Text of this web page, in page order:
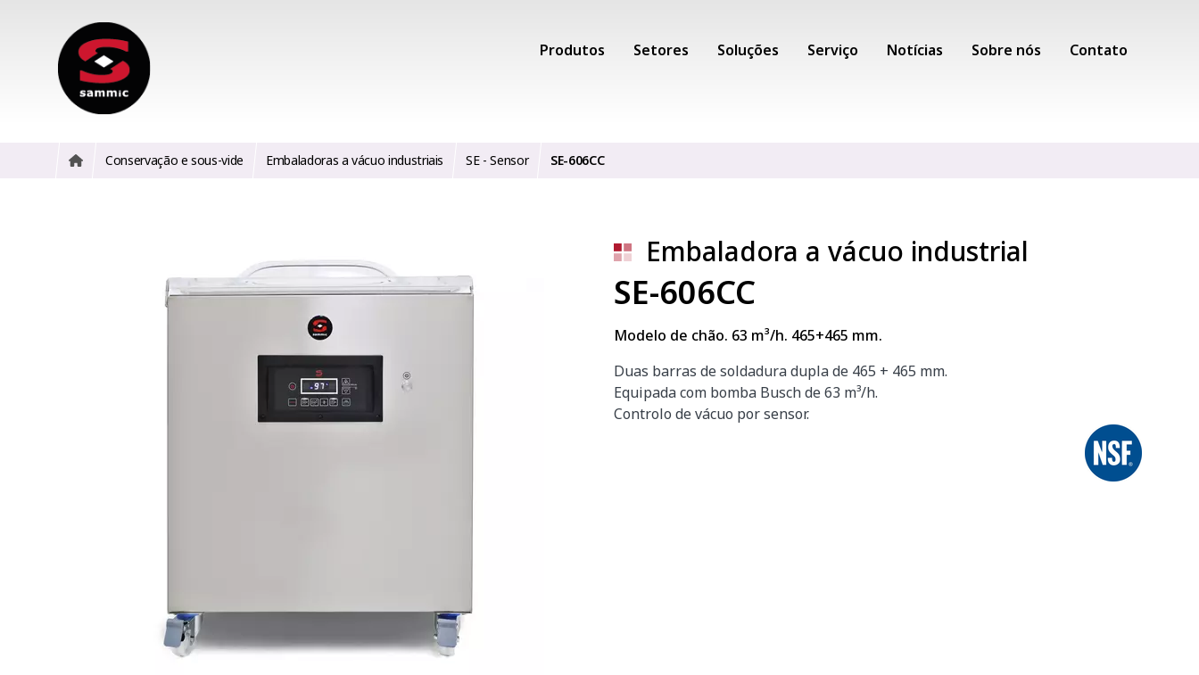
Produtos Setores Soluções Serviço Notícias Sobre nós Contato
Conservação e sous-vide Embaladoras a vácuo industriais SE - Sensor SE-606CC
Embaladora a vácuo industrial
SE-606CC
Modelo de chão. 63 m³/h. 465+465 mm.
Duas barras de soldadura dupla de 465 + 465 mm.
Equipada com bomba Busch de 63 m³/h.
Controlo de vácuo por sensor.